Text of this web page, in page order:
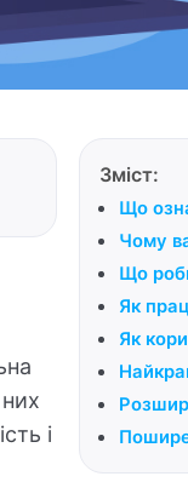
Зміст:
Що
Чому
Що
Як
Як
і